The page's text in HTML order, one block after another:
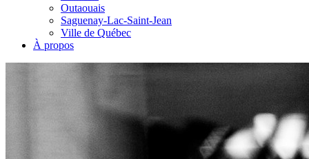
Outaouais
Saguenay-Lac-Saint-Jean
Ville de Québec
À propos